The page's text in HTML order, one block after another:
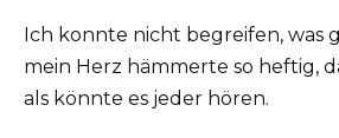
Ich konnte nicht begreifen, was
mein Herz hämmerte so heftig,
als könnte es jeder hören.